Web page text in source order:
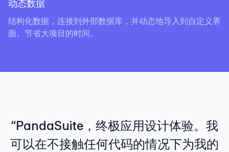
动态数据
结构化数据，连接到外部数据库，并动态地导入到自定义界
面。节省大项目的时间。
“PandaSuite，终极应用设计体验。我
可以在不接触任何代码的情况下为我的